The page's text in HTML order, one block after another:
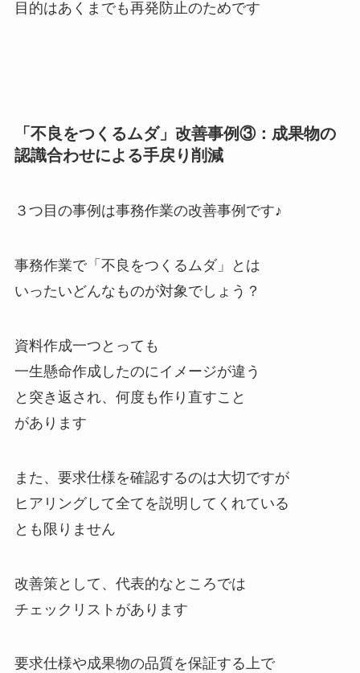
目的はあくまでも再発防止のためです
「不良をつくるムダ」改善事例③：成果物の
認識合わせによる手戻り削減
３つ目の事例は事務作業の改善事例です♪
事務作業で「不良をつくるムダ」とは
いったいどんなものが対象でしょう？
資料作成一つとっても
一生懸命作成したのにイメージが違う
と突き返され、何度も作り直すこと
があります
また、要求仕様を確認するのは大切ですが
ヒアリングして全てを説明してくれている
とも限りません
改善策として、代表的なところでは
チェックリストがあります
要求仕様や成果物の品質を保証する上で